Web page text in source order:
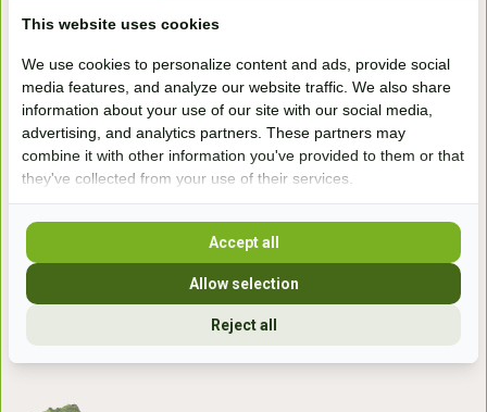
winkel
Handelsweg 6a
7041gx 's-Heerenberg
aan de Duitse grens, aan de A12/A3
+31 (0) 639755891
This website uses cookies
We use cookies to personalize content and ads, provide social
media features, and analyze our website traffic. We also share
information about your use of our site with our social media,
advertising, and analytics partners. These partners may
combine it with other information you've provided to them or that
they've collected from your use of their services.
Reject all
Allow selection
Accept all